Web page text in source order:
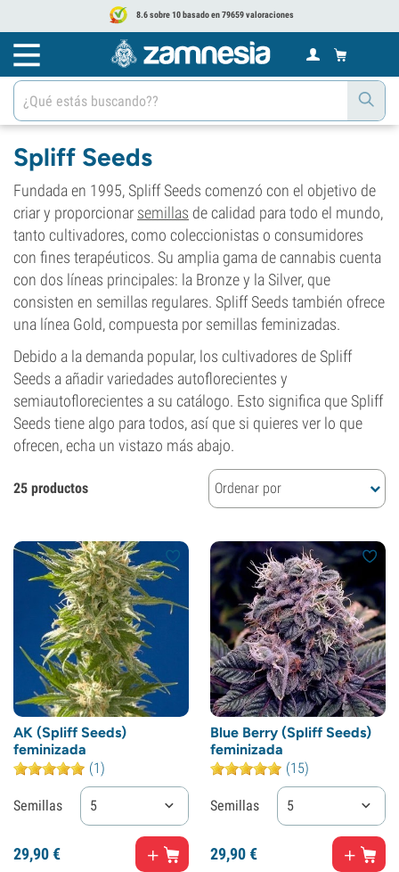
8.6 sobre 10 basado en 79659 valoraciones
Spliff Seeds
Fundada en 1995, Spliff Seeds comenzó con el objetivo de
criar y proporcionar semillas de calidad para todo el mundo,
tanto cultivadores, como coleccionistas o consumidores
con fines terapéuticos. Su amplia gama de cannabis cuenta
con dos líneas principales: la Bronze y la Silver, que
consisten en semillas regulares. Spliff Seeds también ofrece
una línea Gold, compuesta por semillas feminizadas.
Debido a la demanda popular, los cultivadores de Spliff
Seeds a añadir variedades autoflorecientes y
semiautoflorecientes a su catálogo. Esto significa que Spliff
Seeds tiene algo para todos, así que si quieres ver lo que
ofrecen, echa un vistazo más abajo.
25 productos Ordenar por
AK (Spliff Seeds)
feminizada
(1)
Semillas 5
29,90€
Blue Berry (Spliff Seeds)
feminizada
(15)
Semillas 5
29,90€